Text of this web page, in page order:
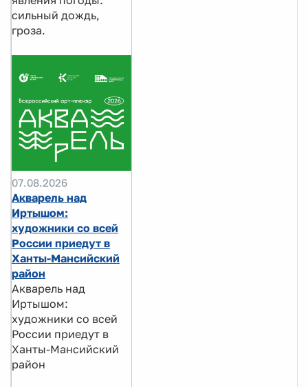
сильный дождь,
гроза.
07.08.2026
Акварель над
Иртышом:
художники со всей
России приедут в
Ханты-Мансийский
район
Акварель над
Иртышом:
художники со всей
России приедут в
Ханты-Мансийский
район